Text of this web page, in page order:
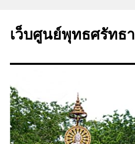
ยัง
เว็บศูนย์พุทธศรัทธา